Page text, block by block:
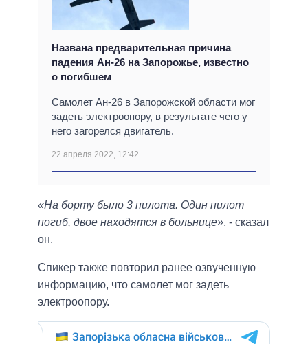
Названа предварительная причина
падения Ан-26 на Запорожье, известно
о погибшем
Самолет Ан-26 в Запорожской области мог
задеть электроопору, в результате чего у
него загорелся двигатель.
22 апреля 2022, 12:42
«На борту было 3 пилота. Один пилот
погиб, двое находятся в больнице», - сказал
он.
Спикер также повторил ранее озвученную
информацию, что самолет мог задеть
электроопору.